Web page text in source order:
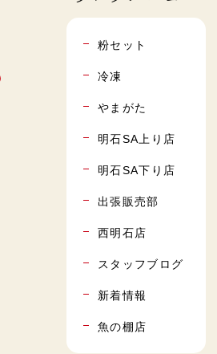
粉セット
冷凍
やまがた
明石SA上り店
明石SA下り店
出張販売部
西明石店
スタッフブログ
新着情報
魚の棚店